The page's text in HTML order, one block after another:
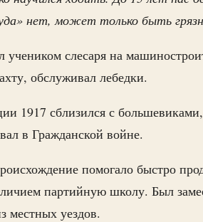
нет, может только быть
учеником слесаря на
обслуживал лебедки.
1917 сблизился с
в Гражданской войне.
помогало быстро
партийную школу. Был
местных уездов.